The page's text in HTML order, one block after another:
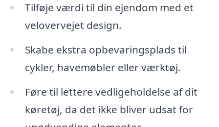
Tilføje værdi til din ejendom med et
velovervejet design.
Skabe ekstra opbevaringsplads til
cykler, havemøbler eller værktøj.
Føre til lettere vedligeholdelse af dit
køretøj, da det ikke bliver udsat for